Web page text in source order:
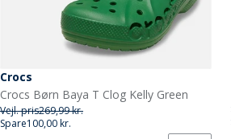
Crocs
Crocs Børn Baya T Clog Kelly Green
Vejl. pris269,99 kr.
Spare100,00 kr.